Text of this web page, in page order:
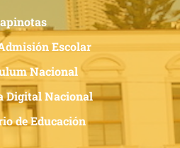
Escolar
Nacional
Digital Nacional
de Educación